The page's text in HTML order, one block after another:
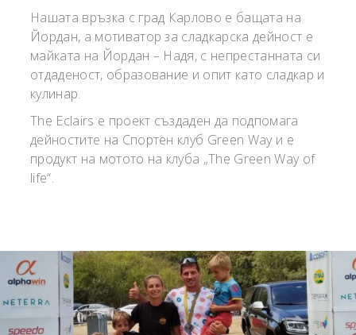
Нашата връзка с град Карлово е бащата на
Йордан, а мотиватор за сладкарска дейност е
майката на Йордан – Надя, с непрестанната си
отдаденост, образование и опит като сладкар и
кулинар.
The Eclairs е проект създаден да подпомага
дейностите на Спортен клуб Green Way и е
продукт на мотото на клуба „The Green Way of
life“.